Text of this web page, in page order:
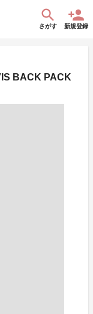
さがす 新規登録
BACK PACK